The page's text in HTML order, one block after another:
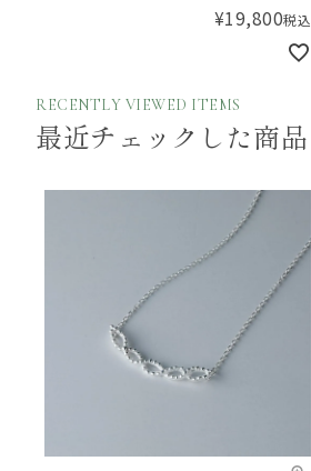
¥19,800税込
RECENTLY VIEWED ITEMS
最近チェックした商品